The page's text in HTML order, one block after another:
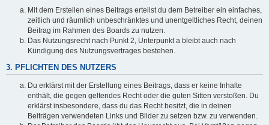
Mit dem Erstellen eines Beitrags erteilst du dem Betreiber ein einfaches,
zeitlich und räumlich unbeschränktes und unentgeltliches Recht, deinen
Beitrag im Rahmen des Boards zu nutzen.
Das Nutzungsrecht nach Punkt 2, Unterpunkt a bleibt auch nach
Kündigung des Nutzungsvertrages bestehen.
3. PFLICHTEN DES NUTZERS
Du erklärst mit der Erstellung eines Beitrags, dass er keine Inhalte
enthält, die gegen geltendes Recht oder die guten Sitten verstoßen. Du
erklärst insbesondere, dass du das Recht besitzt, die in deinen
Beiträgen verwendeten Links und Bilder zu setzen bzw. zu verwenden.